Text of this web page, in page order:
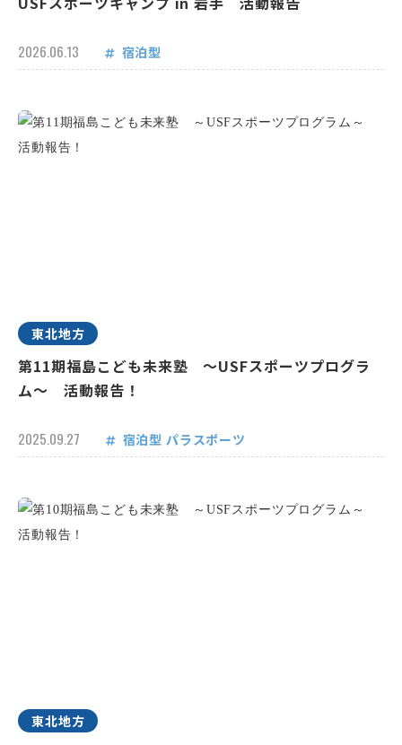
2026.06.13 宿泊型
東北地方
第11期福島こども未来塾 ～USFスポーツプログラ
ム～ 活動報告！
2025.09.27 宿泊型 パラスポーツ
東北地方